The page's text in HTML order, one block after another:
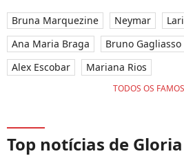
Bruna Marquezine Neymar
Ana Maria Braga
Bruno Gagliasso
Alex Escobar
Mariana Rios
TODOS OS
Top notícias de